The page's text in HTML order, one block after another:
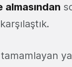
tamamlayan